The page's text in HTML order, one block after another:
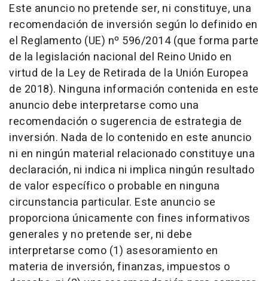
Este anuncio no pretende ser, ni constituye, una
recomendación de inversión según lo definido en
el Reglamento (UE) nº 596/2014 (que forma parte
de la legislación nacional del Reino Unido en
virtud de la Ley de Retirada de la Unión Europea
de 2018). Ninguna información contenida en este
anuncio debe interpretarse como una
recomendación o sugerencia de estrategia de
inversión. Nada de lo contenido en este anuncio
ni en ningún material relacionado constituye una
declaración, ni indica ni implica ningún resultado
de valor específico o probable en ninguna
circunstancia particular. Este anuncio se
proporciona únicamente con fines informativos
generales y no pretende ser, ni debe
interpretarse como (1) asesoramiento en
materia de inversión, finanzas, impuestos o